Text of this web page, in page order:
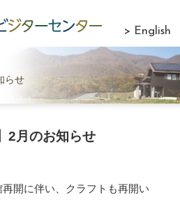
> English
らせ
2月のお知らせ
開に伴い、クラフトも再開い